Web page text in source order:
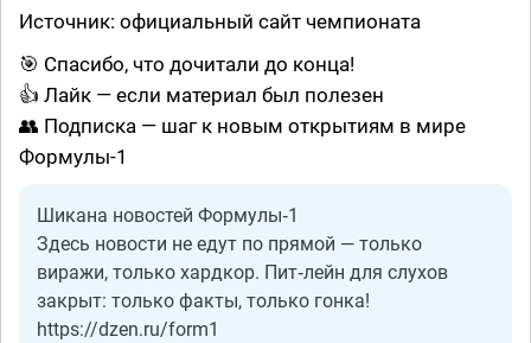
Источник: официальный сайт чемпионата
🎯 Спасибо, что дочитали до конца!
👍 Лайк — если материал был полезен
👥 Подписка — шаг к новым открытиям в мире
Формулы-1
Шикана новостей Формулы‑1
Здесь новости не едут по прямой — только
виражи, только хардкор. Пит‑лейн для слухов
закрыт: только факты, только гонка!
https://dzen.ru/form1